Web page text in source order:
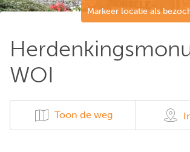
Markeer locatie als
WOI
Toon de weg